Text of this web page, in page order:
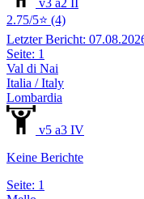
2.75/5⭐ (4)
Letzter Bericht:
Seite: 1
Val di Nai
Italia / Italy
Lombardia
v5 a3 IV
Keine Berichte
Seite: 1